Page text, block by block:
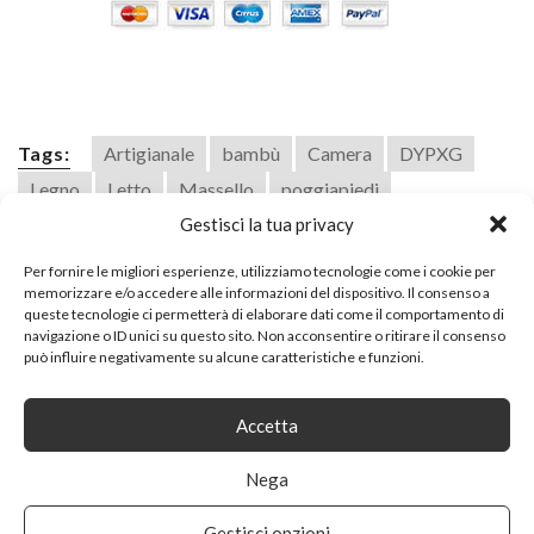
Gestisci la tua privacy
Per fornire le migliori esperienze, utilizziamo tecnologie come i cookie per
memorizzare e/o accedere alle informazioni del dispositivo. Il consenso a
queste tecnologie ci permetterà di elaborare dati come il comportamento di
navigazione o ID unici su questo sito. Non acconsentire o ritirare il consenso
può influire negativamente su alcune caratteristiche e funzioni.
Accetta
Nega
Tags: Artigianale bambù Camera
DYPXG
Legno
Letto Massello
poggiapiedi
poggiapiediSgabello
Pouf Rotondo
SHARE ON